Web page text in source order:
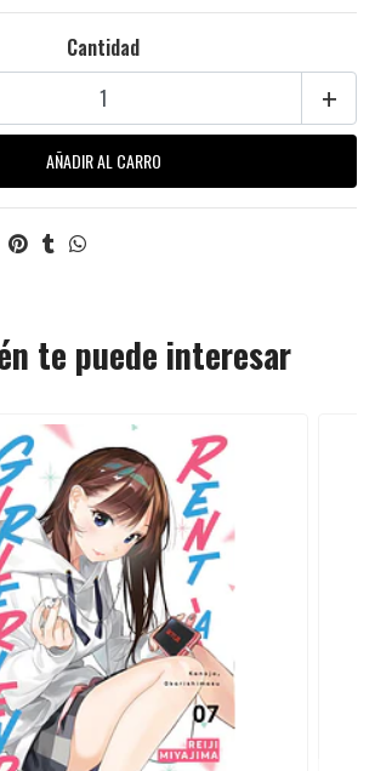
Cantidad
+
te puede interesar